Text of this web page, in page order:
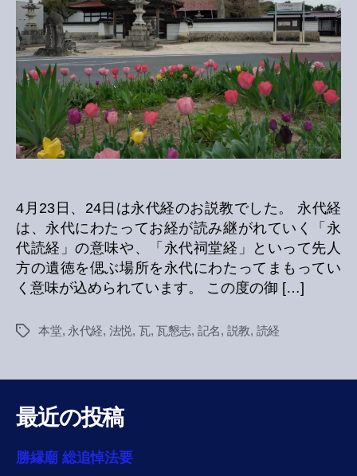
4月23日、24日は永代経のお説教でした。 永代経
は、永代にわたってお経が読み継がれていく「永
代読経」の意味や、「永代祠堂経」といって先人
方の遺徳を偲ぶ場所を永代にわたってまもってい
く意味が込められています。 この度の御 […]
Tags本堂, 永代経, 法悦, 瓦, 瓦懇志, 記名, 説教, 読経
最近の投稿
勝縁廟 総追悼法要